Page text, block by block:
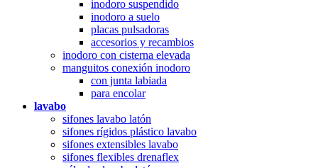
inodoro suspendido
inodoro a suelo
placas pulsadoras
accesorios y recambios
inodoro con cisterna elevada
manguitos conexión inodoro
con junta labiada
para encolar
lavabo
sifones lavabo latón
sifones rígidos plástico lavabo
sifones extensibles lavabo
sifones flexibles drenaflex